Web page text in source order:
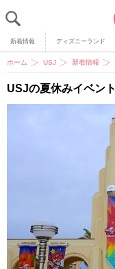
新着情報 ディズニーランド
ホーム USJ 新着情報
USJの夏休みイベント